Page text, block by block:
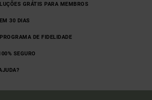
GRÁTIS PARA MEMBROS
30 DIAS
DE FIDELIDADE
SEGURO